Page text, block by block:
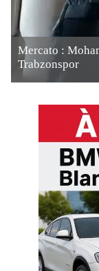
Mercato :
Trabzonspor